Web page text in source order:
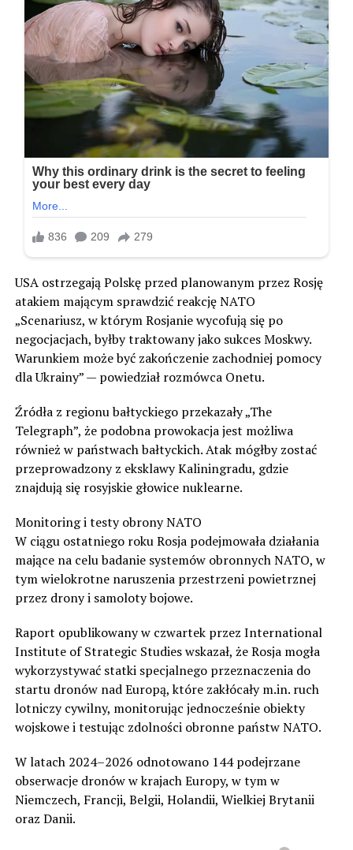
USA ostrzegają Polskę przed planowanym przez Rosję
atakiem mającym sprawdzić reakcję NATO
„Scenariusz, w którym Rosjanie wycofują się po
negocjacjach, byłby traktowany jako sukces Moskwy.
Warunkiem może być zakończenie zachodniej pomocy
dla Ukrainy” — powiedział rozmówca Onetu.
Źródła z regionu bałtyckiego przekazały „The
Telegraph”, że podobna prowokacja jest możliwa
również w państwach bałtyckich. Atak mógłby zostać
przeprowadzony z eksklawy Kaliningradu, gdzie
znajdują się rosyjskie głowice nuklearne.
Monitoring i testy obrony NATO
W ciągu ostatniego roku Rosja podejmowała działania
mające na celu badanie systemów obronnych NATO, w
tym wielokrotne naruszenia przestrzeni powietrznej
przez drony i samoloty bojowe.
Raport opublikowany w czwartek przez International
Institute of Strategic Studies wskazał, że Rosja mogła
wykorzystywać statki specjalnego przeznaczenia do
startu dronów nad Europą, które zakłócały m.in. ruch
lotniczy cywilny, monitorując jednocześnie obiekty
wojskowe i testując zdolności obronne państw NATO.
W latach 2024–2026 odnotowano 144 podejrzane
obserwacje dronów w krajach Europy, w tym w
Niemczech, Francji, Belgii, Holandii, Wielkiej Brytanii
oraz Danii.